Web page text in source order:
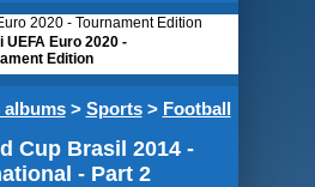
albums> Sports> Football
Cup Brasil 2014 -
- Part 2
UEFA Euro 2020 -
Edition